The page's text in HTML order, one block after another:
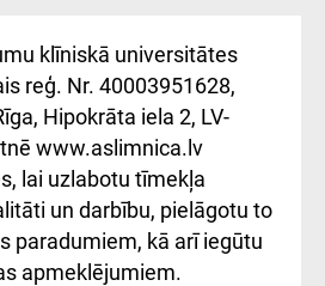
Підтримка Східної
лікарні та співпраця з
Україною
klīniskā universitātes
reģ. Nr. 40003951628,
Hipokrāta iela 2, LV-
www.aslimnica.lv
lai uzlabotu tīmekļa
un darbību, pielāgotu to
paradumiem, kā arī iegūtu
apmeklējumiem.